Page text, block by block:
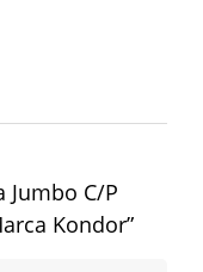
Jumbo C/P
Kondor”